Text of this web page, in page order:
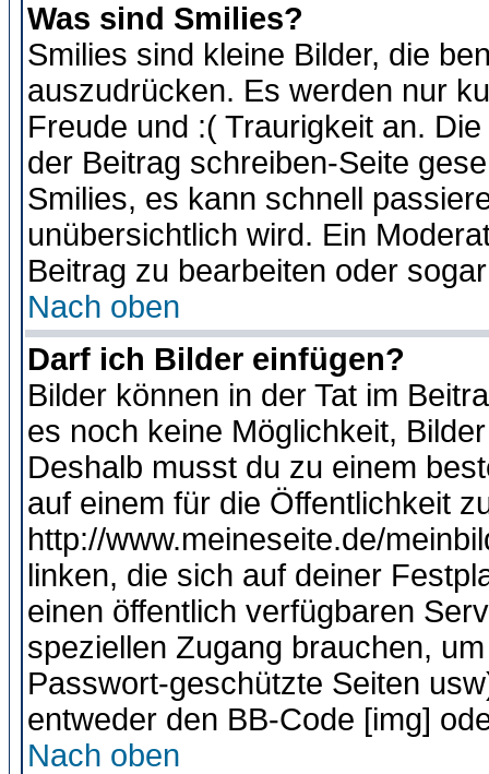
Was sind Smilies?
Smilies sind kleine Bilder, die
auszudrücken. Es werden nur
Freude und :( Traurigkeit an.
der Beitrag schreiben-Seite
Smilies, es kann schnell
unübersichtlich wird. Ein
Beitrag zu bearbeiten oder
Nach oben
Darf ich Bilder einfügen?
Bilder können in der Tat im
es noch keine Möglichkeit,
Deshalb musst du zu einem
auf einem für die Öffentlichkeit
http://www.meineseite.de/
linken, die sich auf deiner
einen öffentlich verfügbaren
speziellen Zugang brauchen,
Passwort-geschützte Seiten
entweder den BB-Code [img]
Nach oben